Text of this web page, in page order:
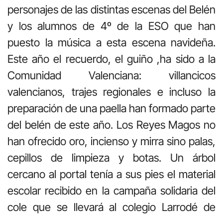
personajes de las distintas escenas del Belén
y los alumnos de 4º de la ESO que han
puesto la música a esta escena navideña.
Este año el recuerdo, el guiño ,ha sido a la
Comunidad Valenciana: villancicos
valencianos, trajes regionales e incluso la
preparación de una paella han formado parte
del belén de este año. Los Reyes Magos no
han ofrecido oro, incienso y mirra sino palas,
cepillos de limpieza y botas. Un árbol
cercano al portal tenía a sus pies el material
escolar recibido en la campaña solidaria del
cole que se llevará al colegio Larrodé de